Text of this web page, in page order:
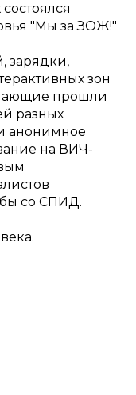
"Мы за ЗОЖ!"
зарядки,
зон
прошли
разных
анонимное
на ВИЧ-
со СПИД.